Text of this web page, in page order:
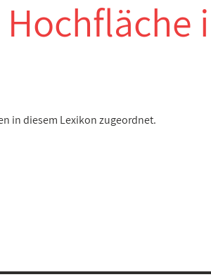
Hochfläche
in diesem Lexikon zugeordnet.